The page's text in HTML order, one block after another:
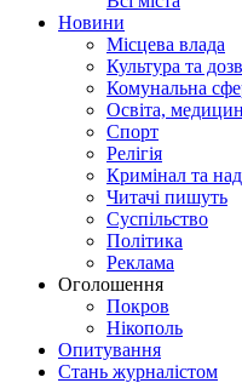
Новини
Місцева влада
Культура та
Комунальна
Освіта,
Спорт
Релігія
Кримінал та
Читачі пишуть
Суспільство
Політика
Реклама
Оголошення
Покров
Нікополь
Опитування
Стань журналістом